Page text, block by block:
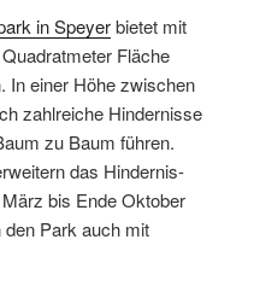
in Speyerbietet mit
Fläche
In einer Höhe zwischen
zahlreiche Hindernisse
zu Baum führen.
das Hindernis-
bis Ende Oktober
den Park auch mit